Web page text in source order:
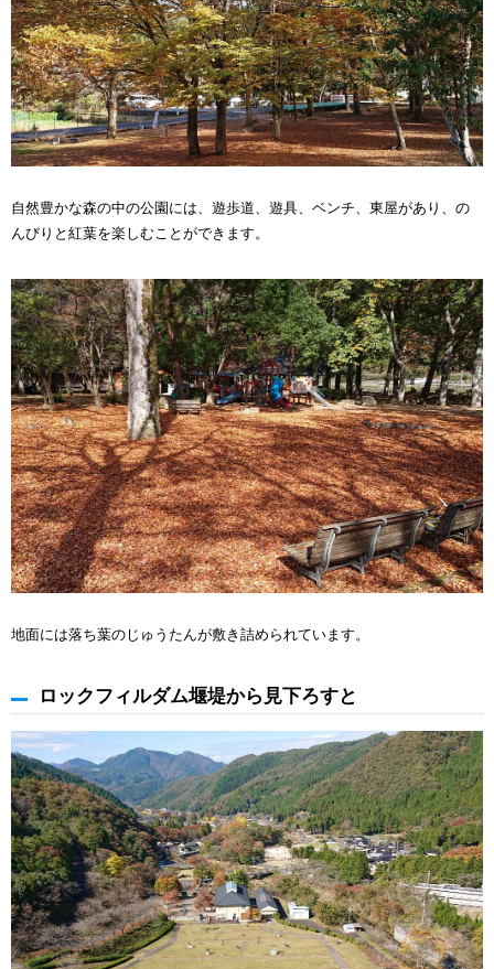
自然豊かな森の中の公園には、遊歩道、遊具、ベンチ、東屋があり、の
んびりと紅葉を楽しむことができます。
地面には落ち葉のじゅうたんが敷き詰められています。
ロックフィルダム堰堤から見下ろすと